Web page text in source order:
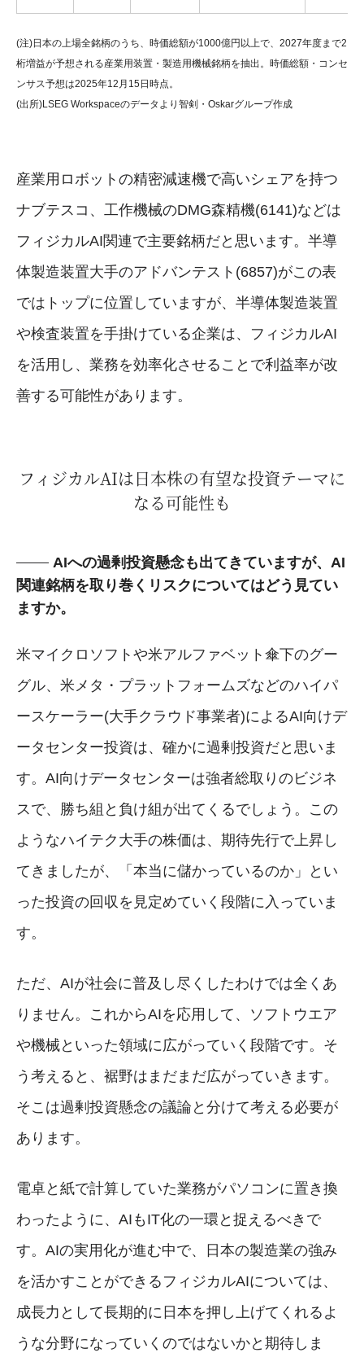
(注)日本の上場全銘柄のうち、時価総額が1000億円以上で、2027年度まで2
桁増益が予想される産業用装置・製造用機械銘柄を抽出。時価総額・コンセ
ンサス予想は2025年12月15日時点。
(出所)LSEG Workspaceのデータより智剣・Oskarグループ作成
産業用ロボットの精密減速機で高いシェアを持つ
ナブテスコ、工作機械のDMG森精機(6141)などは
フィジカルAI関連で主要銘柄だと思います。半導
体製造装置大手のアドバンテスト(6857)がこの表
ではトップに位置していますが、半導体製造装置
や検査装置を手掛けている企業は、フィジカルAI
を活用し、業務を効率化させることで利益率が改
善する可能性があります。
フィジカルAIは日本株の有望な投資テーマに
なる可能性も
AIへの過剰投資懸念も出てきていますが、AI
関連銘柄を取り巻くリスクについてはどう見てい
ますか。
米マイクロソフトや米アルファベット傘下のグー
グル、米メタ・プラットフォームズなどのハイパ
ースケーラー(大手クラウド事業者)によるAI向けデ
ータセンター投資は、確かに過剰投資だと思いま
す。AI向けデータセンターは強者総取りのビジネ
スで、勝ち組と負け組が出てくるでしょう。この
ようなハイテク大手の株価は、期待先行で上昇し
てきましたが、「本当に儲かっているのか」とい
った投資の回収を見定めていく段階に入っていま
す。
ただ、AIが社会に普及し尽くしたわけでは全くあ
りません。これからAIを応用して、ソフトウエア
や機械といった領域に広がっていく段階です。そ
う考えると、裾野はまだまだ広がっていきます。
そこは過剰投資懸念の議論と分けて考える必要が
あります。
電卓と紙で計算していた業務がパソコンに置き換
わったように、AIもIT化の一環と捉えるべきで
す。AIの実用化が進む中で、日本の製造業の強み
を活かすことができるフィジカルAIについては、
成長力として長期的に日本を押し上げてくれるよ
うな分野になっていくのではないかと期待しま